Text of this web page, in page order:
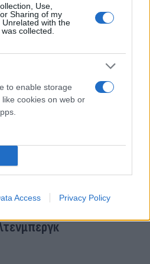
Use,
Sharing of my
with the
collected.
to enable storage
cookies on web or
Access Privacy Policy
δες περισσότερο
της